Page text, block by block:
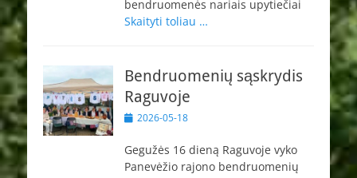
bendruomenės nariais upytiečiai
Skaityti toliau …
Bendruomenių sąskrydis
Raguvoje
Paskelbta
2026-05-18
Gegužės 16 dieną Raguvoje vyko
Panevėžio rajono bendruomenių